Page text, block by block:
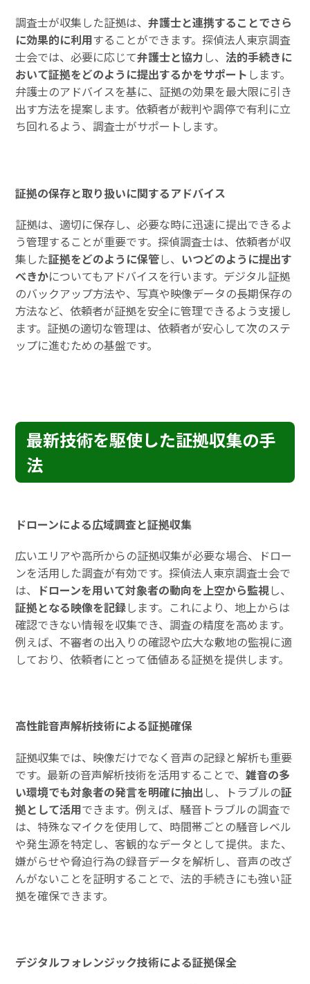
調査士が収集した証拠は、弁護士と連携することでさら
に効果的に利用することができます。探偵法人東京調査
士会では、必要に応じて弁護士と協力 し、法的手続きに
おいて証拠をどのように提出するかをサポート します。
弁護士のアドバイスを基に、証拠の効果を最大限に引き
出す方法を提案します。依頼者が裁判や調停で有利に立
ち回れるよう、調査士がサポートします。
証拠の保存と取り扱いに関するアドバイス
証拠は、適切に保存し、必要な時に迅速に提出できるよ
う管理することが重要です。探偵調査士は、依頼者が収
集した証拠をどのように保管し、 いつどのように提出す
べきかについてもアドバイスを行います。デジタル証拠
のバックアップ方法や、写真や映像データの長期保存の
方法など、依頼者が証拠を安全に管理できるよう支援し
ます。証拠の適切な管理は、依頼者が安心して次のステ
ップに進むための基盤です。
最新技術を駆使した証拠収集の手
法
ドローンによる広域調査と証拠収集
広いエリアや高所からの証拠収集が必要な場合、ドロー
ンを活用した調査が有効です。探偵法人東京調査士会で
は、
ドローンを用いて対象者の動向を上空から監視し、
証拠となる映像を記録します。これにより、地上からは
確認できない情報を収集でき、調査の精度を高めます。
例えば、不審者の出入りの確認や広大な敷地の監視に適
しており、依頼者にとって価値ある証拠を提供します。
高性能音声解析技術による証拠確保
証拠収集では、映像だけでなく音声の記録と解析も重要
です。最新の音声解析技術を活用することで、雑音の多
い環境でも対象者の発言を明確に抽出 し、トラブルの証
拠として活用できます。例えば、騒音トラブルの調査で
は、特殊なマイクを使用して、時間帯ごとの騒音レベル
や発生源を特定し、客観的なデータとして提供。また、
嫌がらせや脅迫行為の録音データを解析し、音声の改ざ
んがないことを証明することで、法的手続きにも強い証
拠を確保できます。
デジタルフォレンジック技術による証拠保全